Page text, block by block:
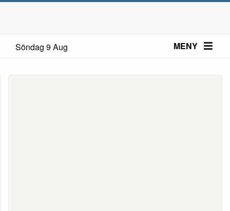
Söndag 9 Aug MENY